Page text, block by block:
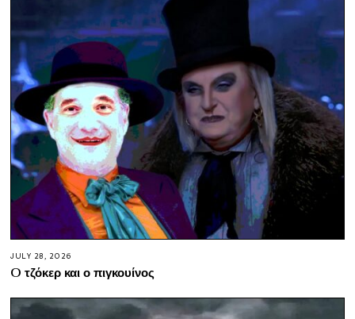
JULY 28, 2026
O τζόκερ και ο πιγκουίνος